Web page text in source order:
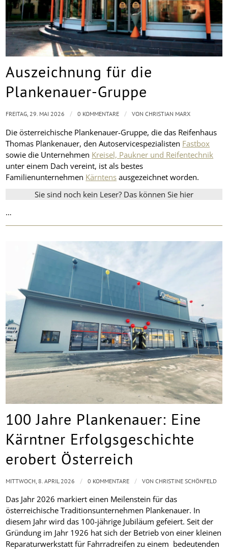
Auszeichnung für die
Plankenauer-Gruppe
Die österreichische Plankenauer-Gruppe, die das Reifenhaus
Thomas Plankenauer, den Autoservicespezialisten Fastbox
sowie die Unternehmen Kreisel, Paukner und Reifentechnik
unter einem Dach vereint, ist als bestes
Familienunternehmen Kärntens ausgezeichnet worden.
Sie sind noch kein Leser? Das können Sie hier
…
FREITAG, 29. MAI 2026 / 0 KOMMENTARE / VONCHRISTIAN MARX
100 Jahre Plankenauer: Eine
Kärntner Erfolgsgeschichte
erobert Österreich
Das Jahr 2026 markiert einen Meilenstein für das
österreichische Traditionsunternehmen Plankenauer. In
diesem Jahr wird das 100-jährige Jubiläum gefeiert. Seit der
Gründung im Jahr 1926 hat sich der Betrieb von einer kleinen
Reparaturwerkstatt für Fahrradreifen zu einem bedeutenden
MITTWOCH, 8. APRIL 2026 / 0 KOMMENTARE / VONCHRISTINE SCHÖNFELD